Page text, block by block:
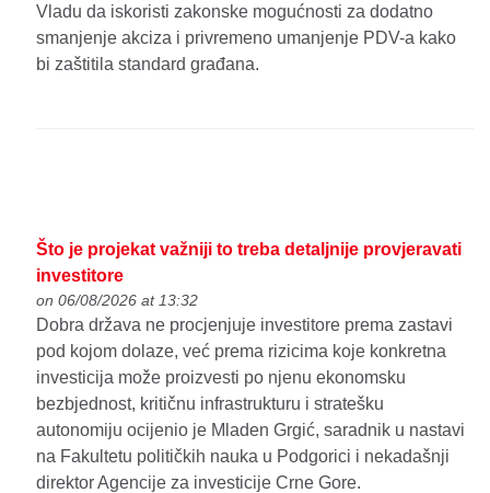
Vladu da iskoristi zakonske mogućnosti za dodatno
smanjenje akciza i privremeno umanjenje PDV-a kako
bi zaštitila standard građana.
Što je projekat važniji to treba detaljnije provjeravati
investitore
on 06/08/2026 at 13:32
Dobra država ne procjenjuje investitore prema zastavi
pod kojom dolaze, već prema rizicima koje konkretna
investicija može proizvesti po njenu ekonomsku
bezbjednost, kritičnu infrastrukturu i stratešku
autonomiju ocijenio je Mladen Grgić, saradnik u nastavi
na Fakultetu političkih nauka u Podgorici i nekadašnji
direktor Agencije za investicije Crne Gore.